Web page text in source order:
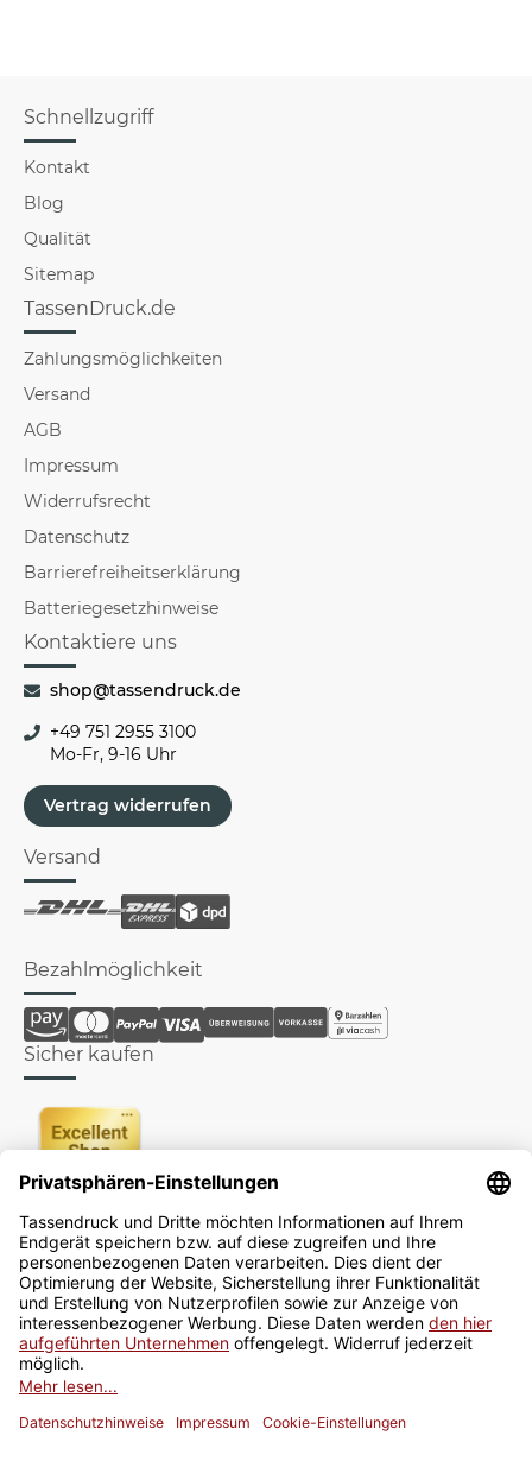
Schnellzugriff
Kontakt
Blog
Qualität
Sitemap
TassenDruck.de
Zahlungsmöglichkeiten
Versand
AGB
Impressum
Widerrufsrecht
Datenschutz
Barrierefreiheitserklärung
Batteriegesetzhinweise
Kontaktiere uns
shop@tassendruck.de
+49 751 2955 3100
Mo-Fr, 9-16 Uhr
Vertrag widerrufen
Versand
Bezahlmöglichkeit
Sicher kaufen
Newsletter